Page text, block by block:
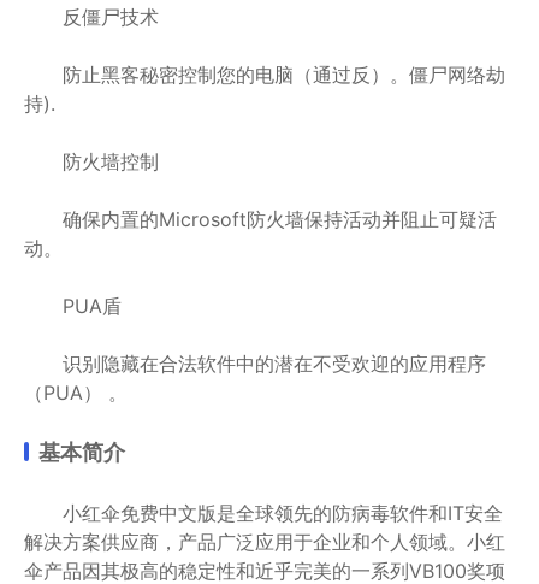
反僵尸技术
防止黑客秘密控制您的电脑（通过反）。僵尸网络劫
持).
防火墙控制
确保内置的Microsoft防火墙保持活动并阻止可疑活
动。
PUA盾
识别隐藏在合法软件中的潜在不受欢迎的应用程序
（PUA） 。
基本简介
小红伞免费中文版是全球领先的防病毒软件和IT安全
解决方案供应商，产品广泛应用于企业和个人领域。小红
伞产品因其极高的稳定性和近乎完美的一系列VB100奖项